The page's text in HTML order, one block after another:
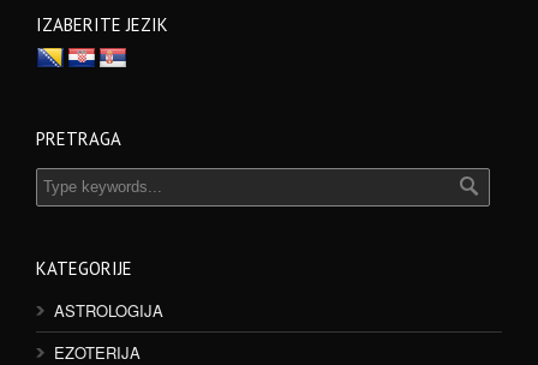
IZABERITE JEZIK
PRETRAGA
KATEGORIJE
ASTROLOGIJA
EZOTERIJA